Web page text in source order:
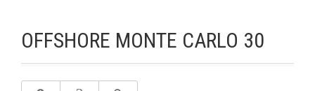
OFFSHORE MONTE CARLO 30